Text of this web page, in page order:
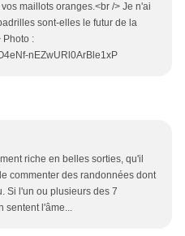
maillots oranges.<br /> Je n'ai
sont-elles le futur de la
Photo :
nEZwURl0ArBle1xP
riche en belles sorties, qu'il
commenter des randonnées dont
Si l'un ou plusieurs des 7
sentent l'âme...